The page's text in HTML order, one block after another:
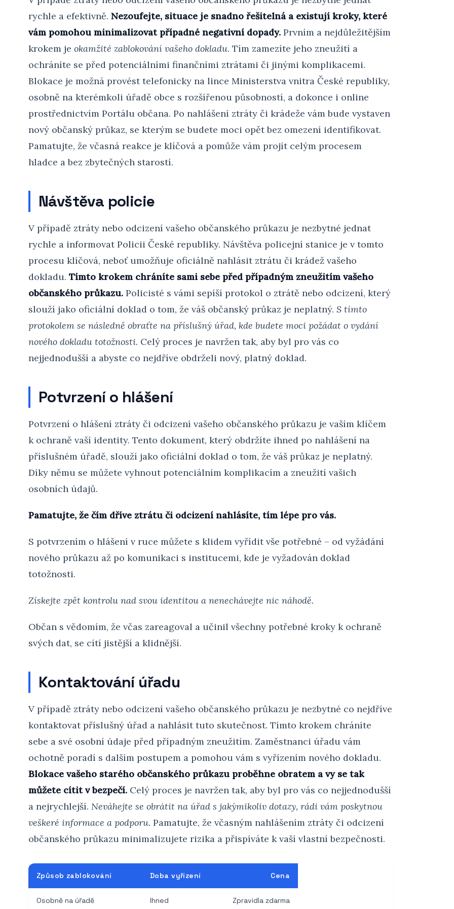
rychle a efektivně. Nezoufejte, situace je snadno řešitelná a existují kroky, které
vám pomohou minimalizovat případné negativní dopady. Prvním a nejdůležitějším
krokem je okamžité zablokování vašeho dokladu. Tím zamezíte jeho zneužití a
ochráníte se před potenciálními finančními ztrátami či jinými komplikacemi.
Blokace je možná provést telefonicky na lince Ministerstva vnitra České republiky,
osobně na kterémkoli úřadě obce s rozšířenou působností, a dokonce i online
prostřednictvím Portálu občana. Po nahlášení ztráty či krádeže vám bude vystaven
nový občanský průkaz, se kterým se budete moci opět bez omezení identifikovat.
Pamatujte, že včasná reakce je klíčová a pomůže vám projít celým procesem
hladce a bez zbytečných starostí.
Návštěva policie
V případě ztráty nebo odcizení vašeho občanského průkazu je nezbytné jednat
rychle a informovat Policii České republiky. Návštěva policejní stanice je v tomto
procesu klíčová, neboť umožňuje oficiálně nahlásit ztrátu či krádež vašeho
dokladu. Tímto krokem chráníte sami sebe před případným zneužitím vašeho
občanského průkazu. Policisté s vámi sepíší protokol o ztrátě nebo odcizení, který
slouží jako oficiální doklad o tom, že váš občanský průkaz je neplatný. S tímto
protokolem se následně obraťte na příslušný úřad, kde budete moci požádat o vydání
nového dokladu totožnosti. Celý proces je navržen tak, aby byl pro vás co
nejjednodušší a abyste co nejdříve obdrželi nový, platný doklad.
Potvrzení o hlášení
Potvrzení o hlášení ztráty či odcizení vašeho občanského průkazu je vaším klíčem
k ochraně vaší identity. Tento dokument, který obdržíte ihned po nahlášení na
příslušném úřadě, slouží jako oficiální doklad o tom, že váš průkaz je neplatný.
Díky němu se můžete vyhnout potenciálním komplikacím a zneužití vašich
osobních údajů.
Pamatujte, že čím dříve ztrátu či odcizení nahlásíte, tím lépe pro vás.
S potvrzením o hlášení v ruce můžete s klidem vyřídit vše potřebné – od vyžádání
nového průkazu až po komunikaci s institucemi, kde je vyžadován doklad
totožnosti.
Získejte zpět kontrolu nad svou identitou a nenechávejte nic náhodě.
Občan s vědomím, že včas zareagoval a učinil všechny potřebné kroky k ochraně
svých dat, se cítí jistější a klidnější.
Kontaktování úřadu
V případě ztráty nebo odcizení vašeho občanského průkazu je nezbytné co nejdříve
kontaktovat příslušný úřad a nahlásit tuto skutečnost. Tímto krokem chráníte
sebe a své osobní údaje před případným zneužitím. Zaměstnanci úřadu vám
ochotně poradí s dalším postupem a pomohou vám s vyřízením nového dokladu.
Blokace vašeho starého občanského průkazu proběhne obratem a vy se tak
můžete cítit v bezpečí. Celý proces je navržen tak, aby byl pro vás co nejjednodušší
a nejrychlejší. Neváhejte se obrátit na úřad s jakýmikoliv dotazy, rádi vám poskytnou
veškeré informace a podporu. Pamatujte, že včasným nahlášením ztráty či odcizení
občanského průkazu minimalizujete rizika a přispíváte k vaší vlastní bezpečnosti.
Způsob zablokování Doba vyřízení Cena
Osobně na úřadě Ihned Zpravidla zdarma